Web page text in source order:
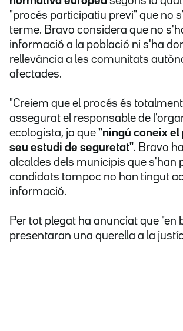
"procés participatiu previ" que no
terme. Bravo considera que no
informació a la població ni s'ha
rellevància a les comunitats
afectades.
"Creiem que el procés és totalment
assegurat el responsable de
ecologista, ja que "ningú coneix el
seu estudi de seguretat". Bravo
alcaldes dels municipis que s'han
candidats tampoc no han tingut
informació.
Per tot plegat ha anunciat que "en
presentaran una querella a la